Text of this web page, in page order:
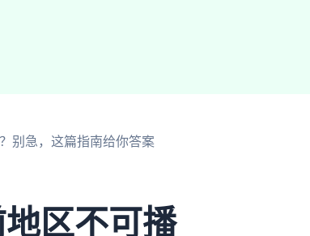
别急，这篇指南给你答案
区不可播